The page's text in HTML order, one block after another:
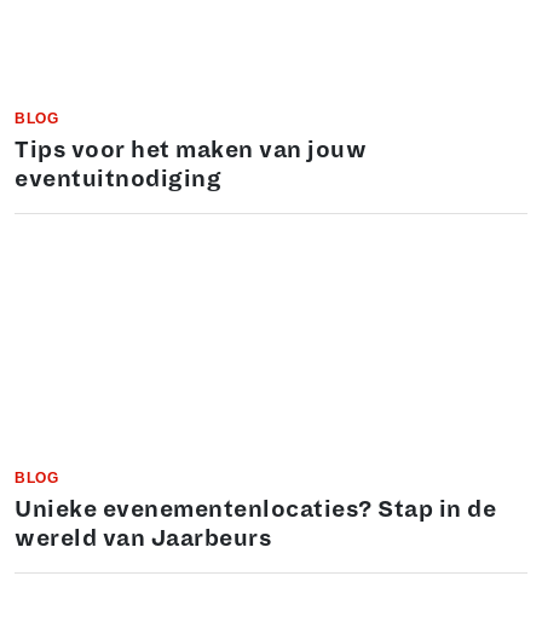
BLOG
Tips voor het maken van jouw
eventuitnodiging
BLOG
Unieke evenementenlocaties? Stap in de
wereld van Jaarbeurs